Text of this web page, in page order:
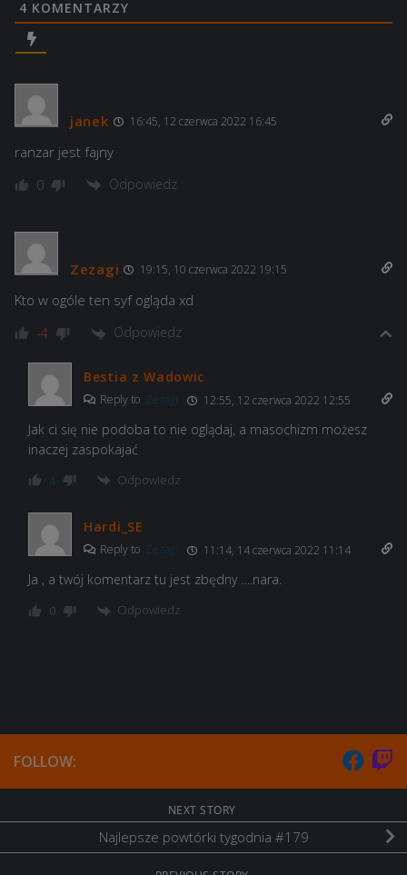
4 KOMENTARZY
janek 16:45, 12 czerwca 2022 16:45
ranzar jest fajny
0 Odpowiedz
Zezagi 19:15, 10 czerwca 2022 19:15
Kto w ogóle ten syf ogląda xd
-4 Odpowiedz
Bestia z Wadowic
Reply to Zezagi 12:55, 12 czerwca 2022 12:55
Jak ci się nie podoba to nie oglądaj, a masochizm możesz
inaczej zaspokajać
4 Odpowiedz
Hardi_SE
Reply to Zezagi 11:14, 14 czerwca 2022 11:14
Ja , a twój komentarz tu jest zbędny ….nara.
0 Odpowiedz
FOLLOW:
NEXT STORY
Najlepsze powtórki tygodnia #179